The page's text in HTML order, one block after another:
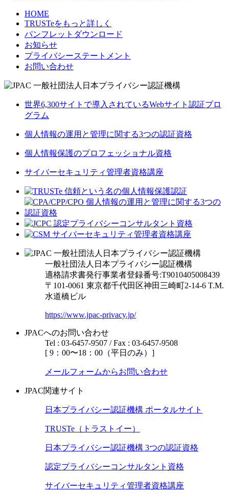
HOME
TRUSTeをもっと詳しく
パンフレットダウンロード
お知らせ
プライバシーステートメント
お問い合わせ
世界6,300サイトで導入されているWebサイト認証プロ
グラム
個人情報の運用と管理に関する3つの認証資格
個人情報保護のプロフェッショナル資格
サイバーセキュリティ管理者資格講座
一般社団法人日本プライバシー認証機構
適格請求書発行事業者登録番号:T9010405008439
〒101-0061 東京都千代田区神田三崎町2-14-6 T.M.
水道橋ビル
https://www.jpac-privacy.jp/
JPACへのお問い合わせ
Tel : 03-6457-9507 / Fax : 03-6457-9508
[ 9：00〜18：00（平日のみ）]
メールフォームからお問い合わせ
JPAC関連サイト
日本プライバシー認証機構 ポータルサイト
TRUSTe（トラストイー）
日本プライバシー認証機構 3つの認証資格
認定プライバシーコンサルタント資格
サイバーセキュリティ管理者資格講座